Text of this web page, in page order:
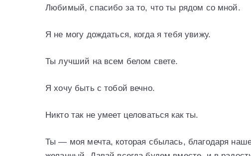
Любимый, спасибо за то, что ты рядом со мной.
Я не могу дождаться, когда я тебя увижу.
Ты лучший на всем белом свете.
Я хочу быть с тобой вечно.
Никто так не умеет целоваться как ты.
Ты — моя мечта, которая сбылась, благодаря